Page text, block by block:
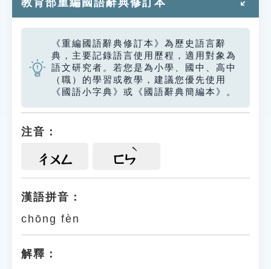
教育部重編國語辭典修訂本
《重編國語辭典修訂本》為歷史語言辭
典，主要記錄語言使用歷程，適用對象為
語文研究者。若您是為小學、國中、高中
（職）的學習或教學，建議您優先使用
《國語小字典》或《國語辭典簡編本》。
注音：
ㄔㄨㄥ ㄈㄣ
漢語拼音：
chōng fèn
解釋：